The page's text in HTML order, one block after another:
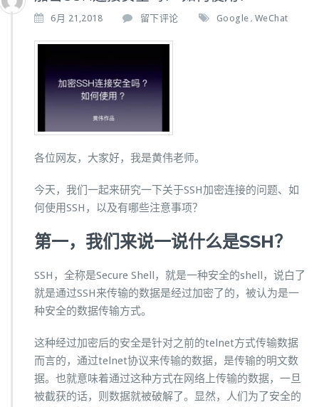
6月 21,2018 留下评论 Google , WeChat
各位网友，大家好，我是黄伟老师。
今天，我们一起来研究一下关于SSH加密连接的问题、如
何使用SSH，以及有哪些注意事项？
第一，我们来说一说什么是SSH？
SSH，全称是Secure Shell，就是一种安全的shell，说白了
就是通过SSH来传输的数据是经过加密了的，被认为是一
种安全的数据传输方式。
这种经过加密后的安全是针对之前的telnet方式传输数据
而言的，通过telnet协议来传输的数据，是传输的明文数
据。也就意味着通过这种方式在网络上传输的数据，一旦
被截获的话，则数据就被破解了。显然，人们为了安全的